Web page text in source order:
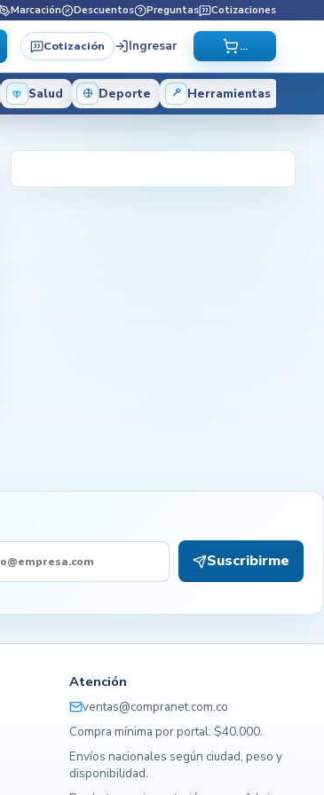
Marcación Descuentos Preguntas Cotizaciones
Cotización Ingresar ...
Salud Deporte Herramientas
Suscribirme
Atención
ventas@compranet.com.co
Compra mínima por portal: $40.000.
Envíos nacionales según ciudad, peso y
disponibilidad.